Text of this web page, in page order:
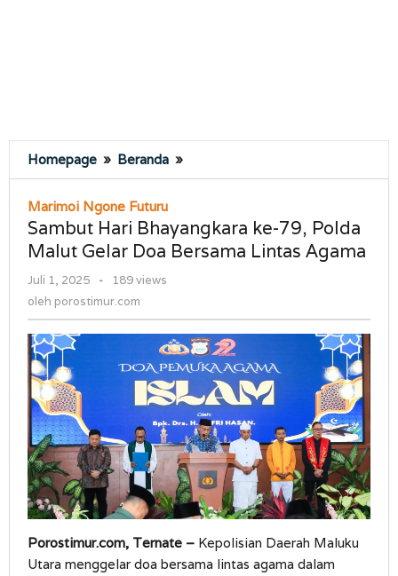
Homepage » Beranda »
Hari
79,
Polda
Doa
Bersama
Lintas
Agama
Marimoi Ngone Futuru
Sambut Hari Bhayangkara ke-79, Polda
Malut Gelar Doa Bersama Lintas Agama
Juli 1, 2025
oleh
-
189 views
oleh porostimur.com
Porostimur.com, Ternate – Kepolisian Daerah Maluku
Utara menggelar doa bersama lintas agama dalam